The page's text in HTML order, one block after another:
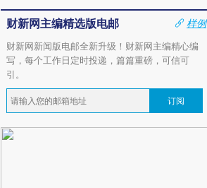
财新网主编精选版电邮
样例
财新网新闻版电邮全新升级！财新网主编精心编
写，每个工作日定时投递，篇篇重磅，可信可
引。
订阅